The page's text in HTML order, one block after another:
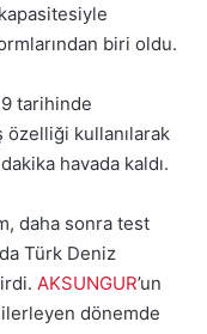
biri oldu.
tarihinde
kullanılarak
havada kaldı.
daha sonra test
Türk Deniz
AKSUNGUR’un
ilerleyen dönemde